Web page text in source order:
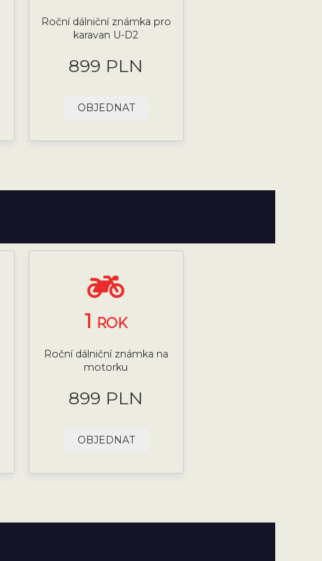
Roční dálniční známka pro
karavan U-D2
899 PLN
OBJEDNAT
1 ROK
Roční dálniční známka na
motorku
899 PLN
OBJEDNAT